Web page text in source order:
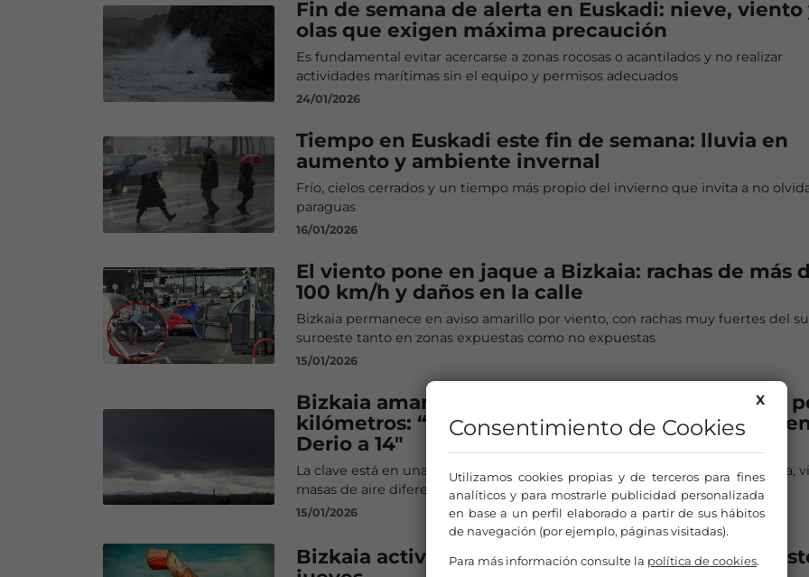
Fin de semana de alerta en Euskadi: nieve, viento
olas que exigen máxima precaución
Es fundamental evitar acercarse a zonas rocosas o acantilados y no realizar
actividades marítimas sin el equipo y permisos adecuados
24/01/2026
Tiempo en Euskadi este fin de semana: lluvia en
aumento y ambiente invernal
Frío, cielos cerrados y un tiempo más propio del invierno que invita a no
paraguas
16/01/2026
El viento pone en jaque a Bizkaia: rachas de más
100 km/h y daños en la calle
Bizkaia permanece en aviso amarillo por viento, con rachas muy fuertes del
suroeste tanto en zonas expuestas como no expuestas
15/01/2026
Bizkaia amanece con temperaturas opuestas en
kilómetros: “En Mungia estábamos a 4 grados y
Derio a 14″
La clave está en una combinación muy típica de nuestro territorio: orografía,
masas de aire diferentes actuando al mismo tiempo
15/01/2026
Bizkaia activa el aviso amarillo por viento para
X
Consentimiento de Cookies
Utilizamos cookies propias y de terceros para fines
analíticos y para mostrarle publicidad personalizada
en base a un perfil elaborado a partir de sus hábitos
de navegación (por ejemplo, páginas visitadas).
Para más información consulte la política de cookies.